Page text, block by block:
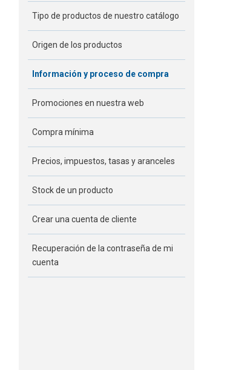
Tipo de productos de nuestro catálogo
Origen de los productos
Información y proceso de compra
Promociones en nuestra web
Compra mínima
Precios, impuestos, tasas y aranceles
Stock de un producto
Crear una cuenta de cliente
Recuperación de la contraseña de mi
cuenta